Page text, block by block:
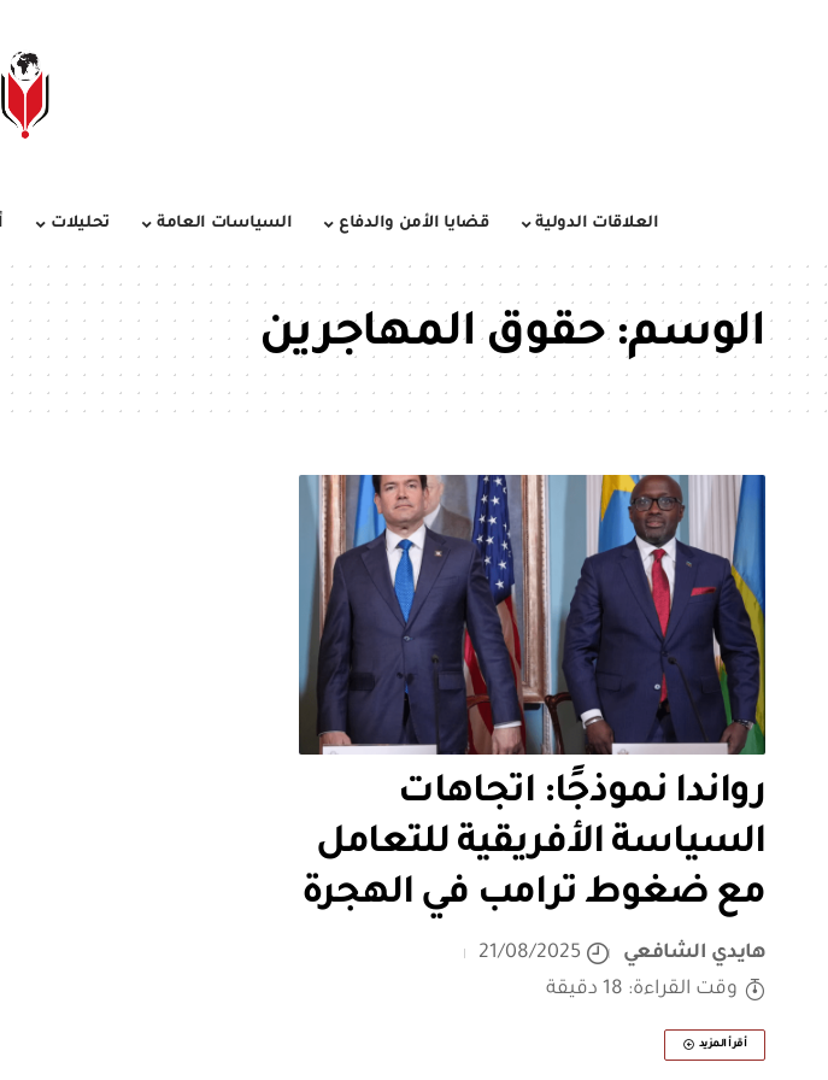
العلاقات الدولية قضايا الأمن والدفاع السياسات العامة تحليلات
الوسم:حقوق المهاجرين
رواندا نموذجًا: اتجاهات
السياسة الأفريقية للتعامل
مع ضغوط ترامب في الهجرة
هايدي الشافعي
21/08/2025
وقت القراءة: 18 دقيقة
أقرأ المزيد